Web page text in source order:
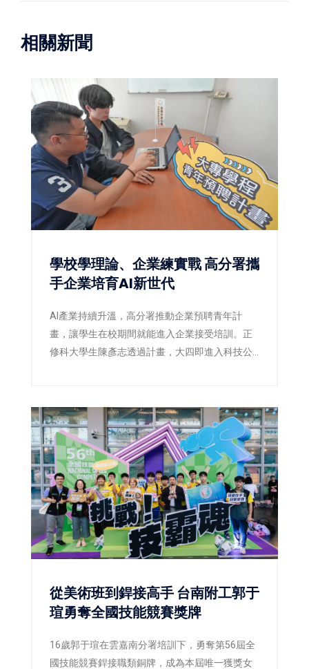
相關新聞
學校學理論、企業練實戰 高分署攜
手企業培育AI新世代
AI產業持續升溫，高分署推動企業預聘青年計
畫，讓學生在校期間就能進入企業接受培訓。正
修科大學生陳彥志透過計畫，大四即進入科技公
從美術班到銲接高手 台南附工郭于
瑄勇奪全國技能競賽獎牌
16歲郭于瑄在雲嘉南分署培訓下，勇奪第56屆全
國技能競賽銲接職類銅牌，成為本屆唯一獲獎女